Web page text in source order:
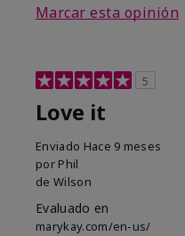
Marcar esta opinión
5
Love it
Enviado Hace 9 meses
por Phil
de Wilson
Evaluado en
marykay.com/en-us/